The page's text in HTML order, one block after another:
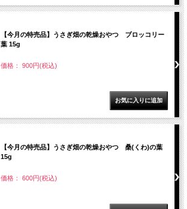
【今月の特売品】うさぎ畑の乾燥おやつ ブロッコリー
葉 15g
価格： 900円(税込)
【今月の特売品】うさぎ畑の乾燥おやつ 桑(くわ)の葉
15g
価格： 600円(税込)